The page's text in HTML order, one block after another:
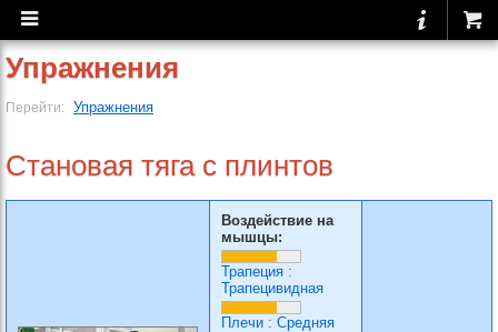
Упражнения
Перейти: Упражнения
Становая тяга с плинтов
Воздействие на
мышцы:
Трапеция :
Трапецивидная
Плечи : Средняя